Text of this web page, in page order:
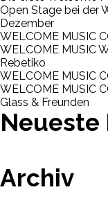
Open Stage bei der
Dezember
WELCOME MUSIC
WELCOME MUSIC
Rebetiko
WELCOME MUSIC
WELCOME MUSIC
Glass & Freunden
Neueste
Archiv